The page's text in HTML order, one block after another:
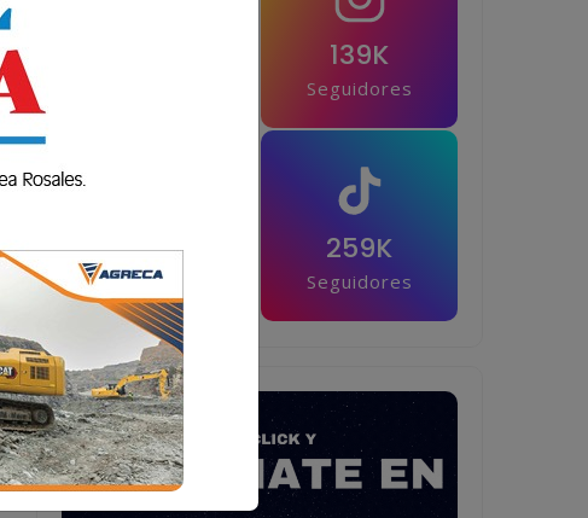
139K
Seguidores
42.5K
Seguidores
259K
Seguidores